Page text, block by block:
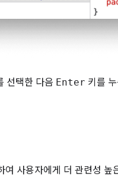
선택한 다음 Enter 키를
여 사용자에게 더 관련성 높